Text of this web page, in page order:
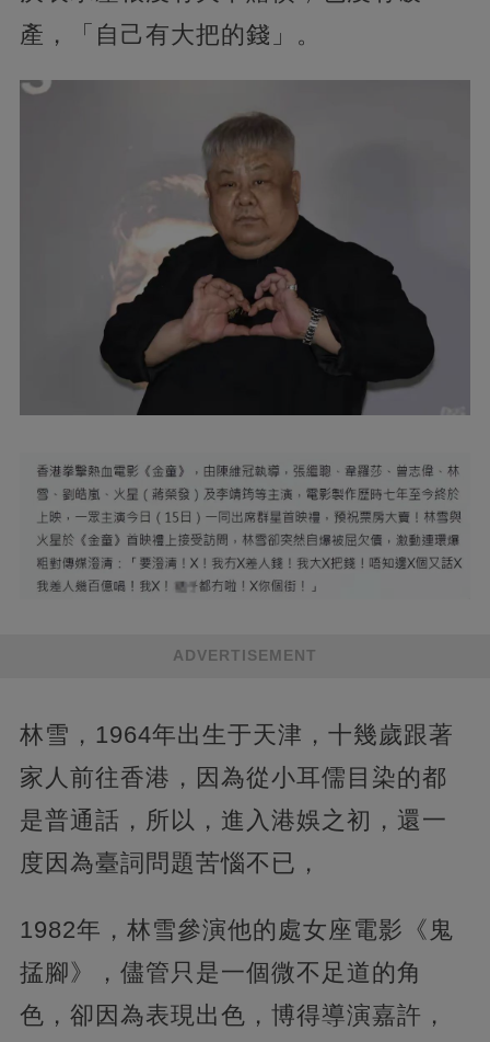
產，「自己有大把的錢」。
ADVERTISEMENT
林雪，1964年出生于天津，十幾歲跟著
家人前往香港，因為從小耳儒目染的都
是普通話，所以，進入港娛之初，還一
度因為臺詞問題苦惱不已，
1982年，林雪參演他的處女座電影《鬼
掹腳》，儘管只是一個微不足道的角
色，卻因為表現出色，博得導演嘉許，